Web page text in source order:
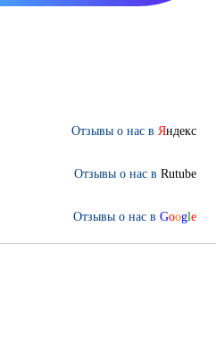
Отзывы о нас в Яндекс
Отзывы о нас в Rutube
Отзывы о нас в Google